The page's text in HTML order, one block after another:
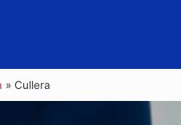
» Cullera